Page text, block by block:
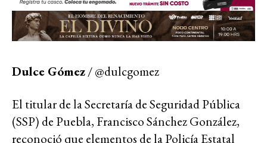
Dulce Gómez/ @dulcgomez
El titular de la Secretaría de Seguridad Pública
(SSP) de Puebla, Francisco Sánchez González,
reconoció que elementos de la Policía Estatal